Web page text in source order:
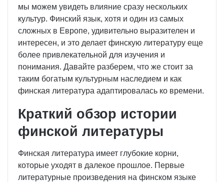
мы можем увидеть влияние сразу нескольких
культур. Финский язык, хотя и один из самых
сложных в Европе, удивительно выразителен и
интересен, и это делает финскую литературу еще
более привлекательной для изучения и
понимания. Давайте разберем, что же стоит за
таким богатым культурным наследием и как
финская литература адаптировалась ко времени.
Краткий обзор истории
финской литературы
Финская литература имеет глубокие корни,
которые уходят в далекое прошлое. Первые
литературные произведения на финском языке